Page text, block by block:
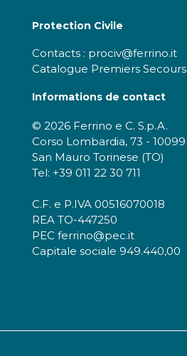
Protection Civile
Contacts : prociv@ferrino.it
Catalogue Premiers Secours
Informations de contact
© 2026 Ferrino e C. S.p.A.
Corso Lombardia, 73 - 10099
San Mauro Torinese (TO)
Tel: +39 011 22 30 711
C.F. e P.IVA 00516070018
REA TO-447250
PEC ferrino@pec.it
Capitale sociale 949.440,00